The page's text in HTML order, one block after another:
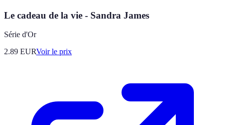
Le cadeau de la vie - Sandra James
Série d'Or
2.89 EURVoir le prix